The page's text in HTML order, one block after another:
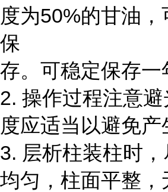
度为50%的甘油
保
存。可稳定保存一
2. 操作过程注意
度应适当以避免产
3. 层析柱装柱时
均匀，柱面平整，